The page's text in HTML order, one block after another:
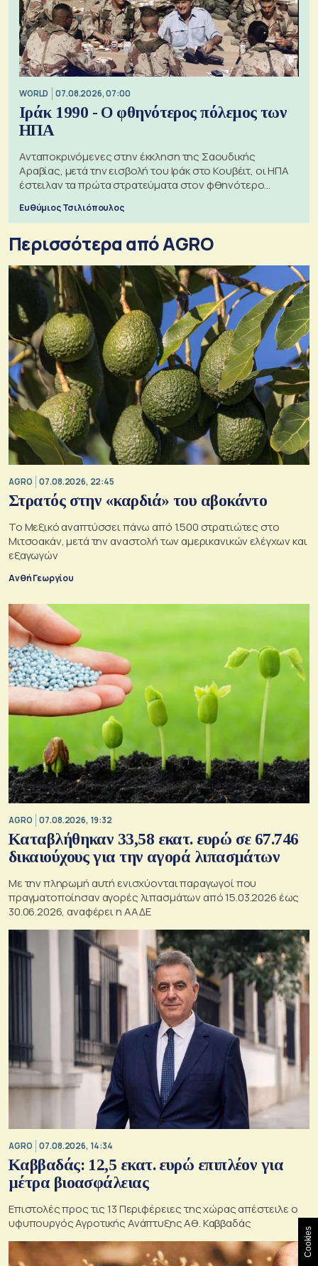
WORLD 07.08.2026, 07:00
Ιράκ 1990 - Ο φθηνότερος πόλεμος των
ΗΠΑ
Ανταποκρινόμενες στην έκκληση της Σαουδικής
Αραβίας, μετά την εισβολή του Ιράκ στο Κουβέιτ, οι ΗΠΑ
έστειλαν τα πρώτα στρατεύματα στον φθηνότερο
Ευθύμιος Τσιλιόπουλος
Περισσότερα από AGRO
AGRO 07.08.2026, 22:45
Στρατός στην «καρδιά» του αβοκάντο
Το Μεξικό αναπτύσσει πάνω από 1.500 στρατιώτες στο
Μιτσοακάν, μετά την αναστολή των αμερικανικών ελέγχων και
εξαγωγών
Ανθή Γεωργίου
AGRO 07.08.2026, 19:32
Καταβλήθηκαν 33,58 εκατ. ευρώ σε 67.746
δικαιούχους για την αγορά λιπασμάτων
Με την πληρωμή αυτή ενισχύονται παραγωγοί που
πραγματοποίησαν αγορές λιπασμάτων από 15.03.2026 έως
30.06.2026, αναφέρει η ΑΑΔΕ
AGRO 07.08.2026, 14:34
Καββαδάς: 12,5 εκατ. ευρώ επιπλέον για
μέτρα βιοασφάλειας
Επιστολές προς τις 13 Περιφέρειες της χώρας απέστειλε ο
υφυπουργός Αγροτικής Ανάπτυξης Αθ. Καββαδάς
Cookies